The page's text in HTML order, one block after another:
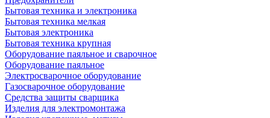
Бытовая техника и электроника
Бытовая техника мелкая
Бытовая электроника
Бытовая техника крупная
Оборудование паяльное и сварочное
Оборудование паяльное
Электросварочное оборудование
Газосварочное оборудование
Средства защиты сварщика
Изделия для электромонтажа